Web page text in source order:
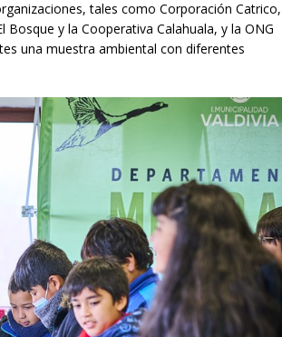
tales como Corporación Catrico,
y la Cooperativa Calahuala, y la ONG
una muestra ambiental con diferentes